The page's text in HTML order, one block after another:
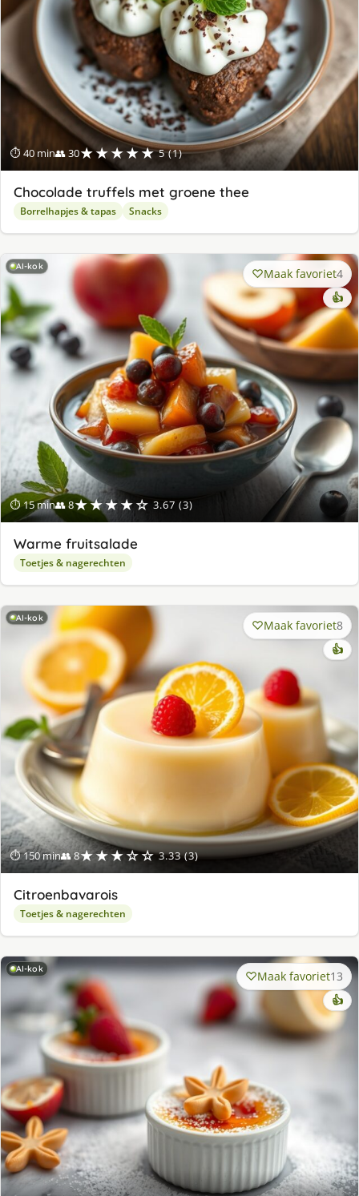
⏱ 40 min👥 30★★★★★ 5 (1)
Chocolade truffels met groene thee
Borrelhapjes & tapas Snacks
AI-kok
⏱ 15 min👥 8★★★★☆ 3.67 (3)
Maak favoriet4
👍
Warme fruitsalade
Toetjes & nagerechten
AI-kok
⏱ 150 min👥 8★★★☆☆ 3.33 (3)
Maak favoriet8
👍
Citroenbavarois
Toetjes & nagerechten
AI-kok Maak favoriet13
👍